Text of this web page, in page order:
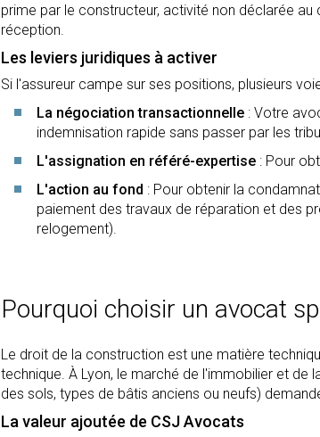
prime par le constructeur, activité non déclarée
réception.
Les leviers juridiques à activer
Si l'assureur campe sur ses positions, plusieurs
La négociation transactionnelle : Votre
indemnisation rapide sans passer par les
L'assignation en référé-expertise : Pour
L'action au fond : Pour obtenir la
paiement des travaux de réparation et des
relogement).
Pourquoi choisir un avocat
Le droit de la construction est une matière
technique. À Lyon, le marché de l'immobilier et
des sols, types de bâtis anciens ou neufs)
La valeur ajoutée de CSJ Avocats